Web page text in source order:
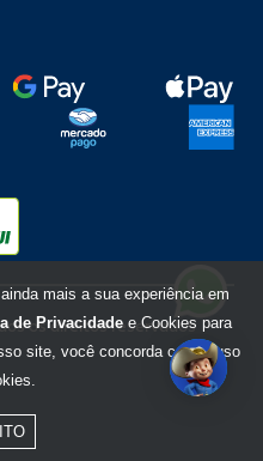
os direitos reservados
mais a sua experiência em
de Privacidade e Cookies para
site, você concorda com o uso